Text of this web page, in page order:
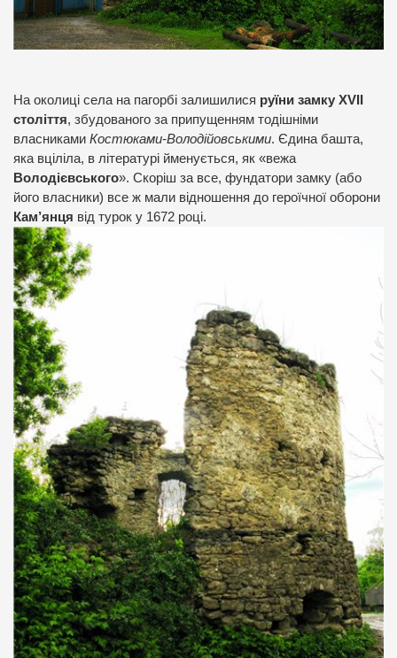
На околиці села на пагорбі залишилися руїни замку XVII
століття, збудованого за припущенням тодішніми
власниками Костюками-Володійовськими. Єдина башта,
яка вціліла, в літературі йменується, як «вежа
Володієвського». Скоріш за все, фундатори замку (або
його власники) все ж мали відношення до героїчної оборони
Кам’янця від турок у 1672 році.